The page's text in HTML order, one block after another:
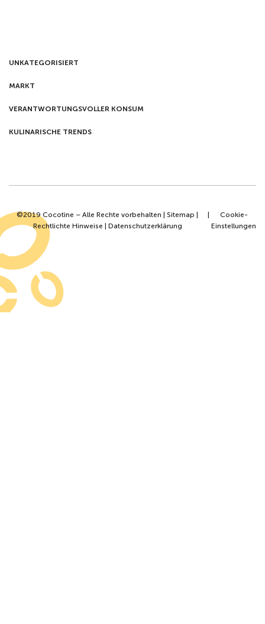
UNKATEGORISIERT
MARKT
VERANTWORTUNGSVOLLER KONSUM
KULINARISCHE TRENDS
©2019 Cocotine – Alle Rechte vorbehalten | Sitemap
Rechtlichte Hinweise
Datenschutzerklärung
Cookie-
Einstellungen